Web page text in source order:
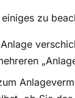
zu